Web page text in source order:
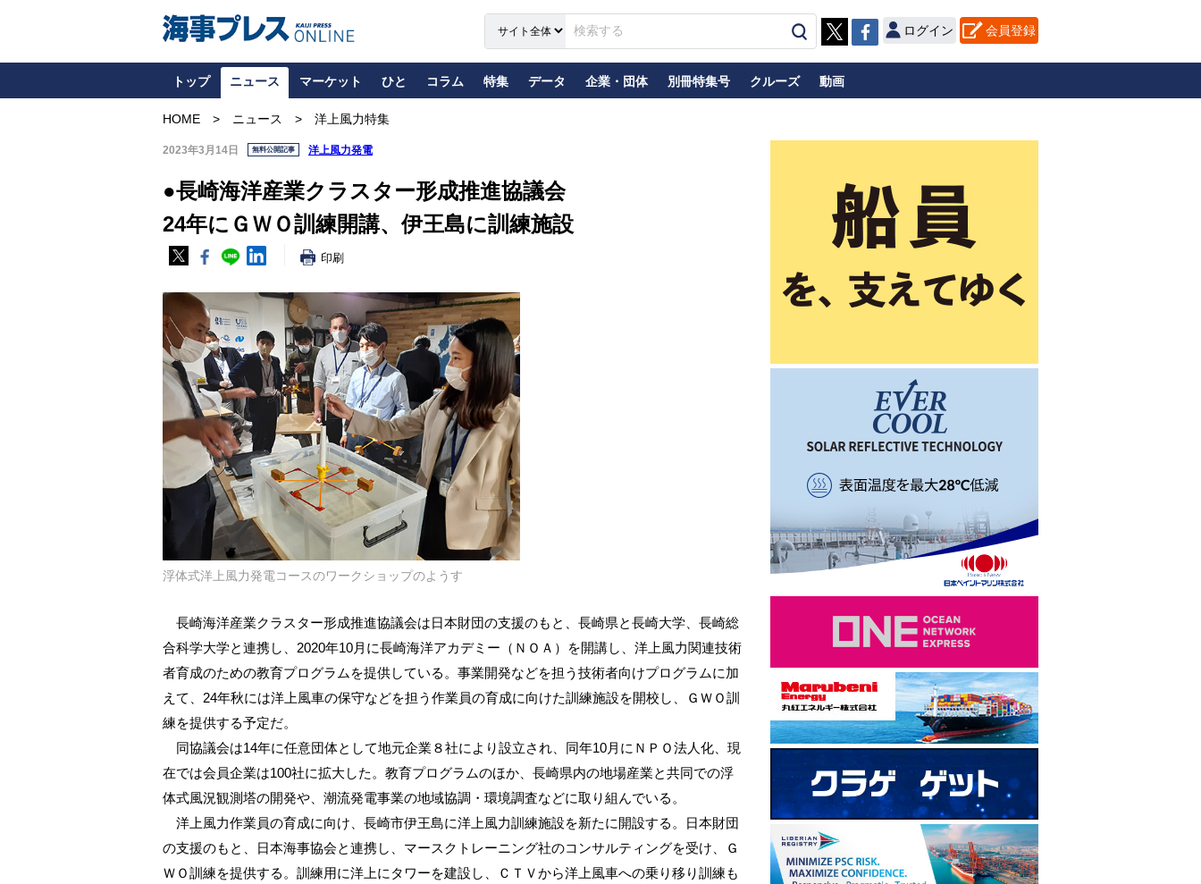
ログイン 会員登録
トップ ニュース マーケット ひと コラム 特集 データ 企業・団体 別冊特集号 クルーズ 動画
HOME ニュース 洋上風力特集
2023年3月14日 無料公開記事 洋上風力発電
●長崎海洋産業クラスター形成推進協議会
24年にＧＷＯ訓練開講、伊王島に訓練施設
印刷
浮体式洋上風力発電コースのワークショップのようす
長崎海洋産業クラスター形成推進協議会は日本財団の支援のもと、長崎県と長崎大学、長崎総
合科学大学と連携し、2020年10月に長崎海洋アカデミー（ＮＯＡ）を開講し、洋上風力関連技術
者育成のための教育プログラムを提供している。事業開発などを担う技術者向けプログラムに加
えて、24年秋には洋上風車の保守などを担う作業員の育成に向けた訓練施設を開校し、ＧＷＯ訓
練を提供する予定だ。
同協議会は14年に任意団体として地元企業８社により設立され、同年10月にＮＰＯ法人化、現
在では会員企業は100社に拡大した。教育プログラムのほか、長崎県内の地場産業と共同での浮
体式風況観測塔の開発や、潮流発電事業の地域協調・環境調査などに取り組んでいる。
洋上風力作業員の育成に向け、長崎市伊王島に洋上風力訓練施設を新たに開設する。日本財団
の支援のもと、日本海事協会と連携し、マースクトレーニング社のコンサルティングを受け、Ｇ
ＷＯ訓練を提供する。訓練用に洋上にタワーを建設し、ＣＴＶから洋上風車への乗り移り訓練も